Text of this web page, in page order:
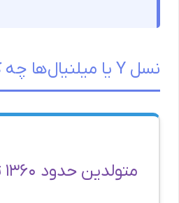
نسل Y یا میلنیال‌ها چه کسانی هستند؟
متولدین حدود ۱۳۶۰ تا ۱۳۷۵